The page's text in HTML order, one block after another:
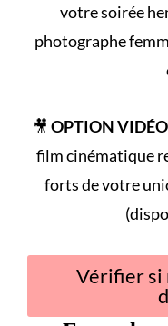
votresoirée
photographe
🎥 OPTION
film cinématique
fortsde votre
Vérifier si